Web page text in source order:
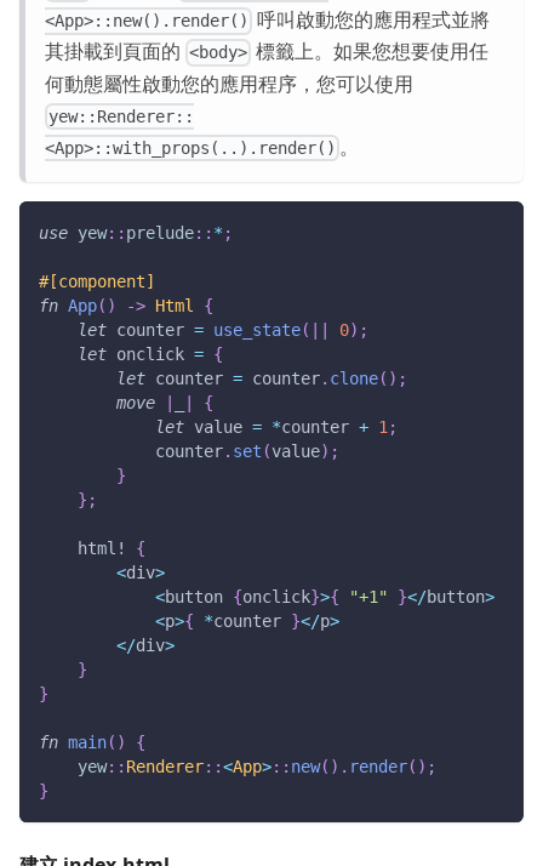
<App>::new().render() 呼叫啟動您的應用程式並將
其掛載到頁面的 <body> 標籤上。如果您想要使用任
何動態屬性啟動您的應用程序，您可以使用
yew::Renderer::
<App>::with_props(..).render() 。
use yew:: prelude:: * ;
#[component]
fn App( ) -> Html
{
let counter = use_state( 0) ;
let onclick = {
let counter = counter. clone( ) ;
move
{
let value = *counter + 1 ;
            counter
. set (value) ;
}
} ;
html!
{
<div>
<button {onclick}>{ "+1" }</button>
<p>{ *counter }</p>
</div>
}
}
fn main( )
{
yew:: Renderer::<App>:: new( ) . render( ) ;
}